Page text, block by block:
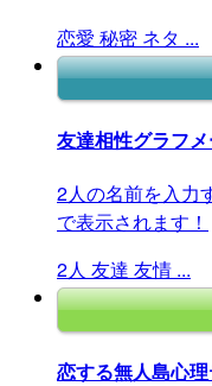
恋愛 秘密 ネタ ...
友達相性グラフ
2人の名前を入力
で表示されます！
2人 友達 友情 ...
恋する無人島心理